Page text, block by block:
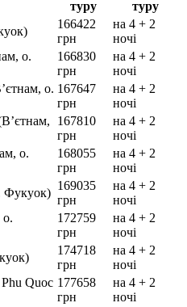
туру
туру
166422
грн
на 4 + 2
ночі
о.
166830
грн
на 4 + 2
ночі
о. 167647
грн
на 4 + 2
ночі
167810
грн
на 4 + 2
ночі
о.
168055
грн
на 4 + 2
ночі
Фукуок)
169035
грн
на 4 + 2
ночі
о.
172759
грн
на 4 + 2
ночі
174718
грн
на 4 + 2
ночі
Quoc 177658
грн
на 4 + 2
ночі